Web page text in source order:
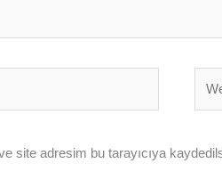
site adresim bu tarayıcıya